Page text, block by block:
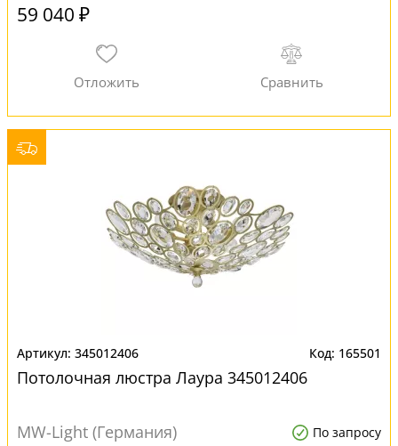
59 040 ₽
345012406 165501
Потолочная люстра Лаура 345012406
MW-Light (Германия) По запросу